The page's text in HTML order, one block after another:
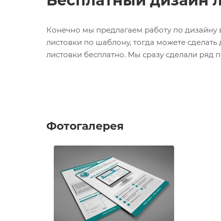
Конечно мы предлагаем работу по дизайну
листовки по шаблону, тогда можете сделать
листовки бесплатно. Мы сразу сделали ряд
Фотогалерея